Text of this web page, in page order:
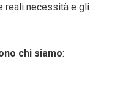
reali necessità e gli
chi siamo: